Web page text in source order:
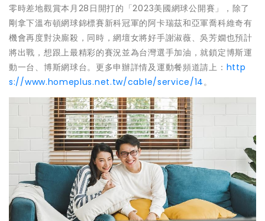
零時差地觀賞本月28日開打的「2023美國網球公開賽」，除了
剛拿下溫布頓網球錦標賽新科冠軍的阿卡瑞茲和亞軍喬科維奇有
機會再度對決廝殺，同時，網壇女將好手謝淑薇、吳芳嫺也預計
將出戰，想跟上最精彩的賽況並為台灣選手加油，就鎖定博斯運
動一台、博斯網球台。更多申辦詳情及運動餐頻道請上： http
s://www.homeplus.net.tw/cable/service/14。